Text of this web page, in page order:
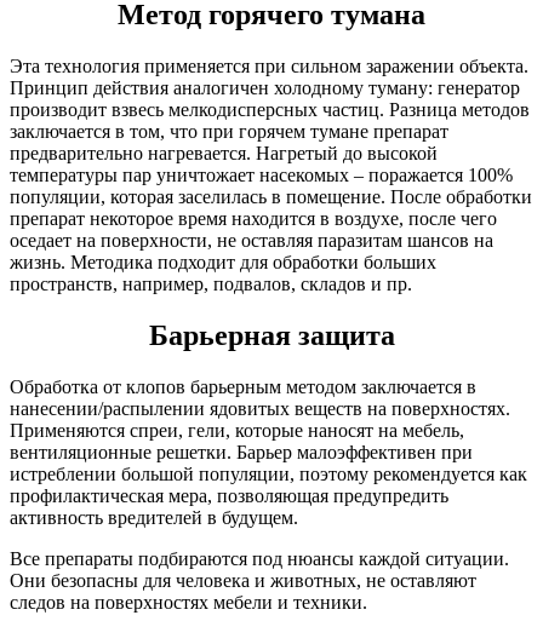
Метод горячего тумана
Эта технология применяется при сильном заражении объекта.
Принцип действия аналогичен холодному туману: генератор
производит взвесь мелкодисперсных частиц. Разница методов
заключается в том, что при горячем тумане препарат
предварительно нагревается. Нагретый до высокой
температуры пар уничтожает насекомых – поражается 100%
популяции, которая заселилась в помещение. После обработки
препарат некоторое время находится в воздухе, после чего
оседает на поверхности, не оставляя паразитам шансов на
жизнь. Методика подходит для обработки больших
пространств, например, подвалов, складов и пр.
Барьерная защита
Обработка от клопов барьерным методом заключается в
нанесении/распылении ядовитых веществ на поверхностях.
Применяются спреи, гели, которые наносят на мебель,
вентиляционные решетки. Барьер малоэффективен при
истреблении большой популяции, поэтому рекомендуется как
профилактическая мера, позволяющая предупредить
активность вредителей в будущем.
Все препараты подбираются под нюансы каждой ситуации.
Они безопасны для человека и животных, не оставляют
следов на поверхностях мебели и техники.